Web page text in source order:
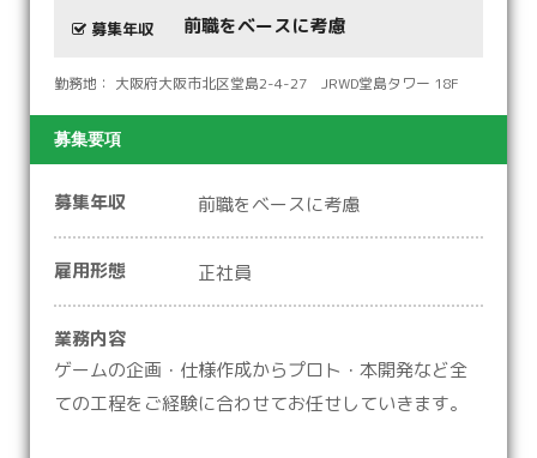
募集年収 前職をベースに考慮
勤務地： 大阪府大阪市北区堂島2-4-27 JRWD堂島タワー 18F
募集要項
募集年収 前職をベースに考慮
雇用形態 正社員
業務内容
ゲームの企画・仕様作成からプロト・本開発など全
ての工程をご経験に合わせてお任せしていきます。